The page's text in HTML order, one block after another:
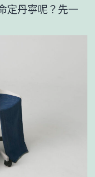
定丹寧呢？先一